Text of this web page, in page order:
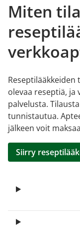
Miten
olevaa reseptiä, ja
palvelusta.
tunnistautua.
jälkeen voit
Siirry